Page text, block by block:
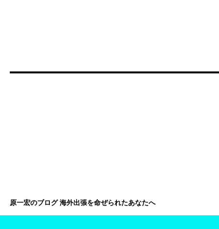
原一宏のブログ 海外出張を命ぜられたあなたへ